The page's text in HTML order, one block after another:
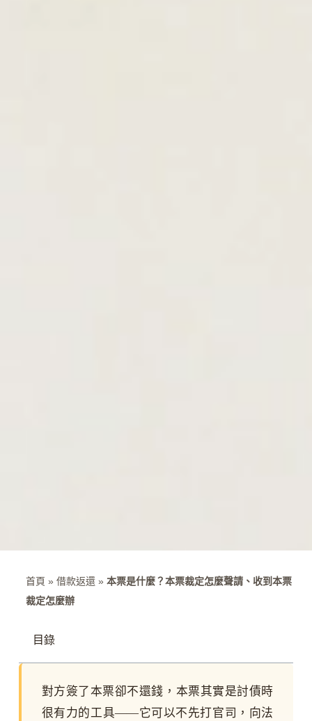
首頁 » 借款返還» 本票是什麼？本票裁定怎麼聲請、收到本票
裁定怎麼辦
目錄
對方簽了本票卻不還錢，本票其實是討債時
很有力的工具——它可以不先打官司，向法